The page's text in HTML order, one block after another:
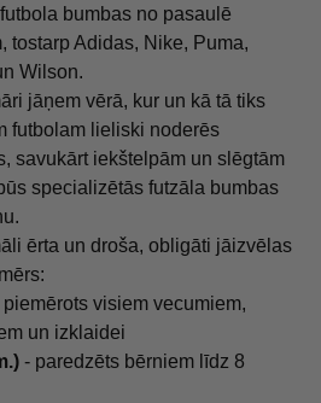
bumbas no pasaulē
tostarp Adidas, Nike, Puma,
Wilson.
jāņem vērā, kur un kā tā tiks
futbolam lieliski noderēs
savukārt iekštelpām un slēgtām
specializētās futzāla bumbas
ērta un droša, obligāti jāizvēlas
piemērots visiem vecumiem,
un izklaidei
- paredzēts bērniem līdz 8